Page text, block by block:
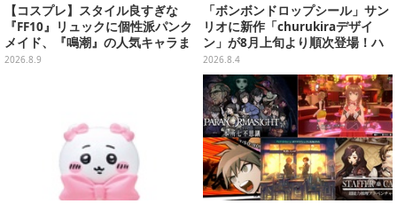
【コスプレ】スタイル良すぎな
『FF10』リュックに個性派パンク
メイド、『鳴潮』の人気キャラま
で「ワンフェス」美女レイヤー6
2026.8.9
「ボンボンドロップシール」サン
リオに新作「churukiraデザイ
ン」が8月上旬より順次登場！ハ
ローキティ、はぴだんぶいなど全
8種類
2026.8.4